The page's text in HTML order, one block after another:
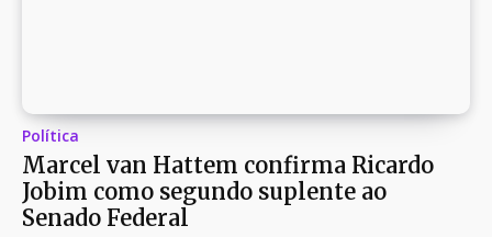
Política
Marcel van Hattem confirma Ricardo
Jobim como segundo suplente ao
Senado Federal